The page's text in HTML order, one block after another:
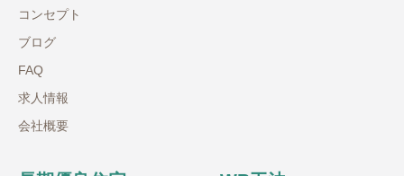
コンセプト
ブログ
FAQ
求人情報
会社概要